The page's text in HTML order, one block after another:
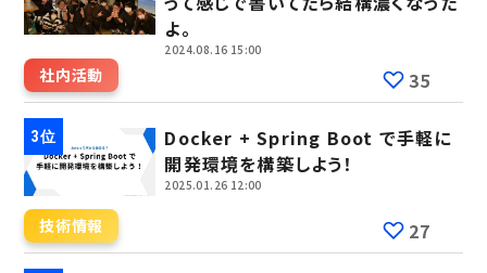
よ。
2024.08.16 15:00
社内活動 35
Docker + Spring Boot で手軽に
開発環境を構築しよう！
2025.01.26 12:00
技術情報 27